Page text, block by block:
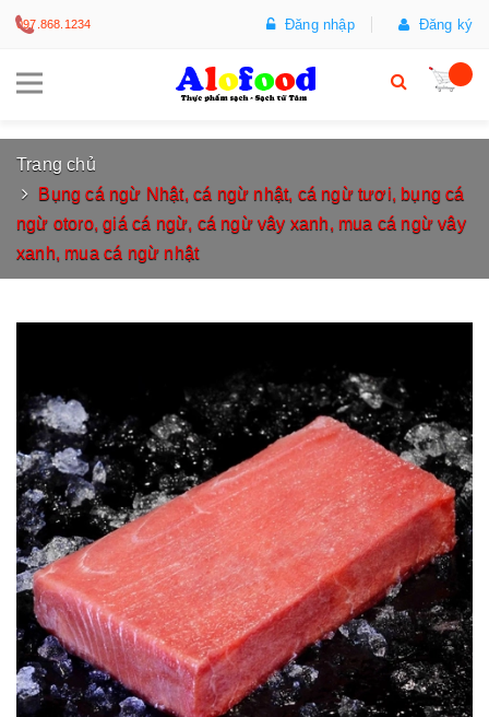
097.868.1234 Đăng nhập Đăng ký
Trang chủ
Bụng cá ngừ Nhật, cá ngừ nhật, cá ngừ tươi, bụng cá
ngừ otoro, giá cá ngừ, cá ngừ vây xanh, mua cá ngừ vây
xanh, mua cá ngừ nhật